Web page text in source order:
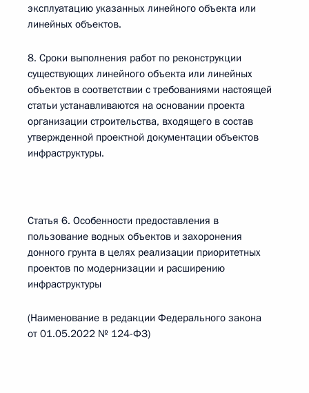
эксплуатацию указанных линейного объекта или
линейных объектов.
8. Сроки выполнения работ по реконструкции
существующих линейного объекта или линейных
объектов в соответствии с требованиями настоящей
статьи устанавливаются на основании проекта
организации строительства, входящего в состав
утвержденной проектной документации объектов
инфраструктуры.
Статья 6. Особенности предоставления в
пользование водных объектов и захоронения
донного грунта в целях реализации приоритетных
проектов по модернизации и расширению
инфраструктуры
(Наименование в редакции Федерального закона
от 01.05.2022 № 124-ФЗ)